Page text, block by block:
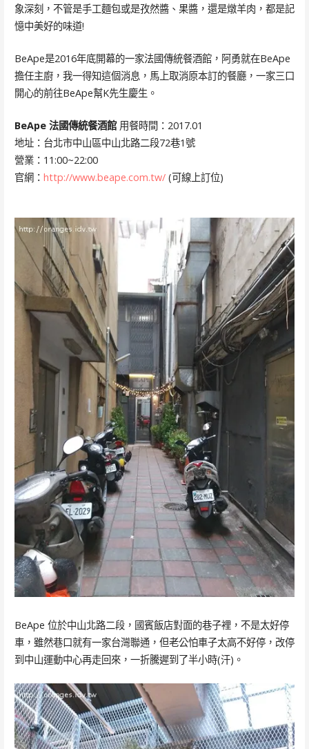
象深刻，不管是手工麵包或是孜然醬、果醬，還是燉羊肉，都是記
憶中美好的味道!
BeApe是2016年底開幕的一家法國傳統餐酒館，阿勇就在BeApe
擔任主廚，我一得知這個消息，馬上取消原本訂的餐廳，一家三口
開心的前往BeApe幫K先生慶生。
BeApe 法國傳統餐酒館用餐時間：2017.01
地址：台北市中山區中山北路二段72巷1號
營業：11:00~22:00
官網： http://www.beape.com.tw/(可線上訂位)
BeApe 位於中山北路二段，國賓飯店對面的巷子裡，不是太好停
車，雖然巷口就有一家台灣聯通，但老公怕車子太高不好停，改停
到中山運動中心再走回來，一折騰遲到了半小時(汗)。